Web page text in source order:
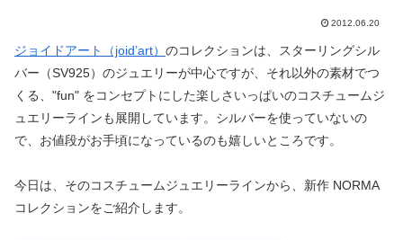
2012.06.20
ジョイドアート（joid’art） のコレクションは、スターリングシル
バー（SV925）のジュエリーが中心ですが、それ以外の素材でつ
くる、"fun" をコンセプトにした楽しさいっぱいのコスチュームジ
ュエリーラインも展開しています。シルバーを使っていないの
で、お値段がお手頃になっているのも嬉しいところです。
今日は、そのコスチュームジュエリーラインから、新作 NORMA
コレクションをご紹介します。